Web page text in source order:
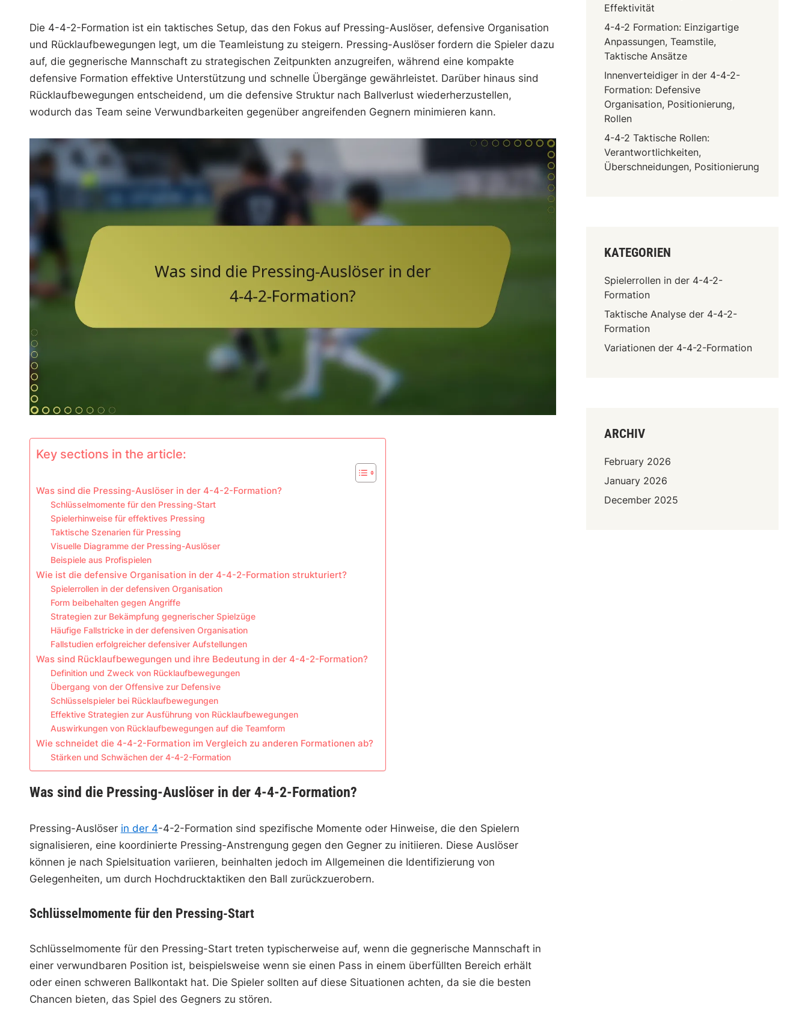
Die 4-4-2-Formation ist ein taktisches Setup, das den Fokus auf Pressing-Auslöser, defensive Organisation
und Rücklaufbewegungen legt, um die Teamleistung zu steigern. Pressing-Auslöser fordern die Spieler dazu
auf, die gegnerische Mannschaft zu strategischen Zeitpunkten anzugreifen, während eine kompakte
defensive Formation effektive Unterstützung und schnelle Übergänge gewährleistet. Darüber hinaus sind
Rücklaufbewegungen entscheidend, um die defensive Struktur nach Ballverlust wiederherzustellen,
wodurch das Team seine Verwundbarkeiten gegenüber angreifenden Gegnern minimieren kann.
Key sections in the article:
Was sind die Pressing-Auslöser in der 4-4-2-Formation?
Schlüsselmomente für den Pressing-Start
Spielerhinweise für effektives Pressing
Taktische Szenarien für Pressing
Visuelle Diagramme der Pressing-Auslöser
Beispiele aus Profispielen
Wie ist die defensive Organisation in der 4-4-2-Formation strukturiert?
Spielerrollen in der defensiven Organisation
Form beibehalten gegen Angriffe
Strategien zur Bekämpfung gegnerischer Spielzüge
Häufige Fallstricke in der defensiven Organisation
Fallstudien erfolgreicher defensiver Aufstellungen
Was sind Rücklaufbewegungen und ihre Bedeutung in der 4-4-2-Formation?
Definition und Zweck von Rücklaufbewegungen
Übergang von der Offensive zur Defensive
Schlüsselspieler bei Rücklaufbewegungen
Effektive Strategien zur Ausführung von Rücklaufbewegungen
Auswirkungen von Rücklaufbewegungen auf die Teamform
Wie schneidet die 4-4-2-Formation im Vergleich zu anderen Formationen ab?
Stärken und Schwächen der 4-4-2-Formation
Was sind die Pressing-Auslöser in der 4-4-2-Formation?
Pressing-Auslöser in der 4-4-2-Formation sind spezifische Momente oder Hinweise, die den Spielern
signalisieren, eine koordinierte Pressing-Anstrengung gegen den Gegner zu initiieren. Diese Auslöser
können je nach Spielsituation variieren, beinhalten jedoch im Allgemeinen die Identifizierung von
Gelegenheiten, um durch Hochdrucktaktiken den Ball zurückzuerobern.
Schlüsselmomente für den Pressing-Start
Schlüsselmomente für den Pressing-Start treten typischerweise auf, wenn die gegnerische Mannschaft in
einer verwundbaren Position ist, beispielsweise wenn sie einen Pass in einem überfüllten Bereich erhält
oder einen schweren Ballkontakt hat. Die Spieler sollten auf diese Situationen achten, da sie die besten
Chancen bieten, das Spiel des Gegners zu stören.
Effektivität
4-4-2 Formation: Einzigartige
Anpassungen, Teamstile,
Taktische Ansätze
Innenverteidiger in der 4-4-2-
Formation: Defensive
Organisation, Positionierung,
Rollen
4-4-2 Taktische Rollen:
Verantwortlichkeiten,
Überschneidungen, Positionierung
KATEGORIEN
Spielerrollen in der 4-4-2-
Formation
Taktische Analyse der 4-4-2-
Formation
Variationen der 4-4-2-Formation
ARCHIV
February 2026
January 2026
December 2025